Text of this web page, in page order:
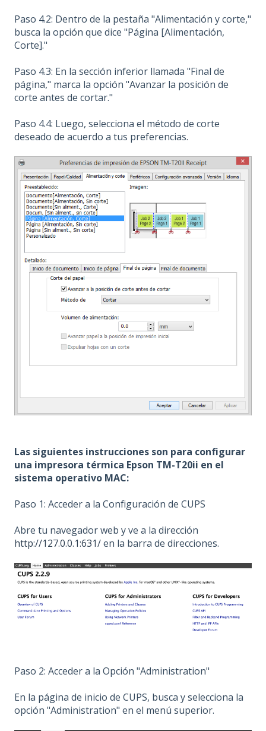
Paso 4.2: Dentro de la pestaña "Alimentación y corte,"
busca la opción que dice "Página [Alimentación,
Corte]."
Paso 4.3: En la sección inferior llamada "Final de
página," marca la opción "Avanzar la posición de
corte antes de cortar."
Paso 4.4: Luego, selecciona el método de corte
deseado de acuerdo a tus preferencias.
Las siguientes instrucciones son para configurar
una impresora térmica Epson TM-T20ii en el
sistema operativo MAC:
Paso 1: Acceder a la Configuración de CUPS
Abre tu navegador web y ve a la dirección
http://127.0.0.1:631/en la barra de direcciones.
Paso 2: Acceder a la Opción "Administration"
En la página de inicio de CUPS, busca y selecciona la
opción "Administration" en el menú superior.